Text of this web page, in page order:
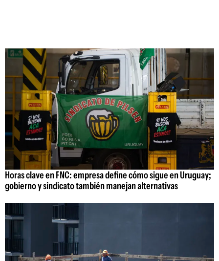
Horas clave en FNC: empresa define cómo sigue en Uruguay;
gobierno y sindicato también manejan alternativas